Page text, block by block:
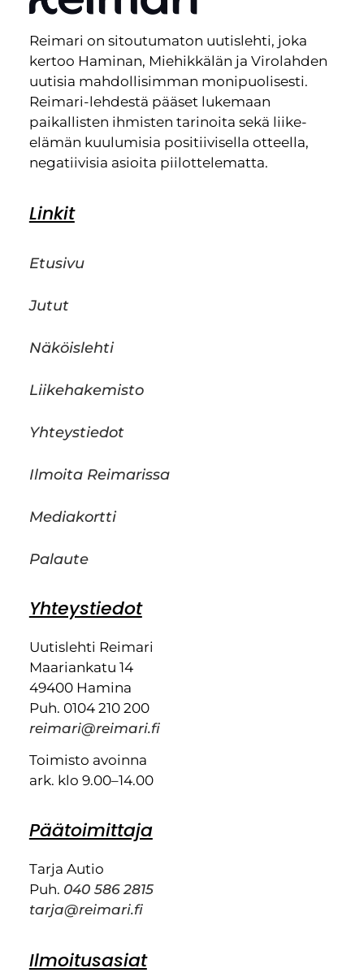
Reimari on sitoutumaton uutislehti, joka
kertoo Haminan, Miehikkälän ja Virolahden
uutisia mahdollisimman monipuolisesti.
Reimari-lehdestä pääset lukemaan
paikallisten ihmisten tarinoita sekä liike-
elämän kuulumisia positiivisella otteella,
negatiivisia asioita piilottelematta.
Linkit
Etusivu
Jutut
Näköislehti
Liikehakemisto
Yhteystiedot
Ilmoita Reimarissa
Mediakortti
Palaute
Yhteystiedot
Uutislehti Reimari
Maariankatu 14
49400 Hamina
Puh. 0104 210 200
reimari@reimari.fi
Toimisto avoinna
ark. klo 9.00–14.00
Päätoimittaja
Tarja Autio
Puh. 040 586 2815
tarja@reimari.fi
Ilmoitusasiat